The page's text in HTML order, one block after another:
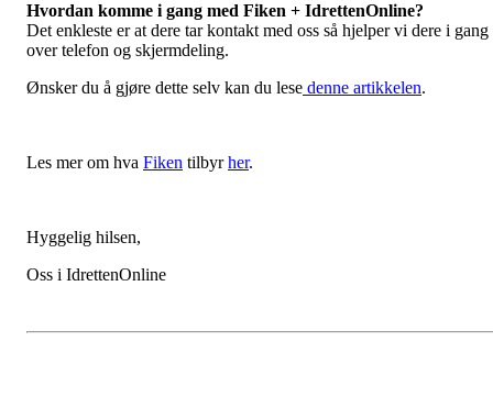
Hvordan komme i gang med Fiken + IdrettenOnline?
Det enkleste er at dere tar kontakt med oss så hjelper vi dere i gang
over telefon og skjermdeling.
Ønsker du å gjøre dette selv kan du lese denne artikkelen.
Les mer om hva Fiken tilbyrher.
Hyggelig hilsen,
Oss i IdrettenOnline